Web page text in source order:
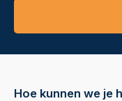
Hoe kunnen we je